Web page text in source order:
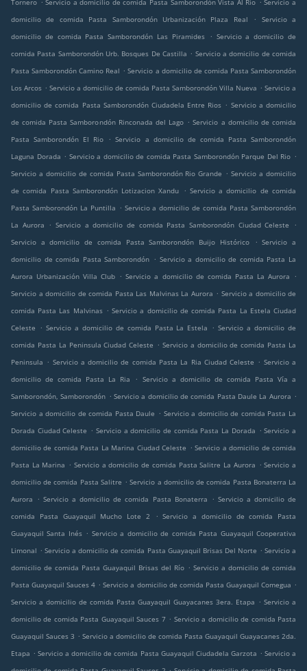
Tornero Servicio a domicilio de comida Pasta Samborondón Vista Al Rio
Servicio a
domicilio de comida Pasta Samborondón Urbanización Plaza Real
.
Servicio a
domicilio de comida Pasta Samborondón Las Piramides
. Servicio a domicilio de
comida Pasta Samborondón Urb. Bosques De Castilla . Servicio a domicilio de comida
Pasta Samborondón Camino Real . Servicio a domicilio de comida Pasta Samborondón
Los Arcos . Servicio a domicilio de comida Pasta Samborondón Villa Nueva . Servicio a
domicilio de comida Pasta Samborondón Ciudadela Entre Rios . Servicio a domicilio
de comida Pasta Samborondón Rinconada del Lago . Servicio a domicilio de comida
Pasta Samborondón El Rio
. Servicio a domicilio de comida Pasta Samborondón
Laguna Dorada . Servicio a domicilio de comida Pasta Samborondón Parque Del Rio .
Servicio a domicilio de comida Pasta Samborondón Rio Grande . Servicio a domicilio
de comida Pasta Samborondón Lotizacion Xandu
. Servicio a domicilio de comida
Pasta Samborondón La Puntilla . Servicio a domicilio de comida Pasta Samborondón
La Aurora
. Servicio a domicilio de comida Pasta Samborondón Ciudad Celeste
.
Servicio a domicilio de comida Pasta Samborondón Buijo Histórico
. Servicio a
domicilio de comida Pasta Samborondón . Servicio a domicilio de comida Pasta La
Aurora Urbanización Villa Club . Servicio a domicilio de comida Pasta La Aurora
.
Servicio a domicilio de comida Pasta Las Malvinas La Aurora . Servicio a domicilio de
comida Pasta Las Malvinas . Servicio a domicilio de comida Pasta La Estela Ciudad
Celeste
. Servicio a domicilio de comida Pasta La Estela . Servicio a domicilio de
comida Pasta La Peninsula Ciudad Celeste . Servicio a domicilio de comida Pasta La
Peninsula . Servicio a domicilio de comida Pasta La Ria Ciudad Celeste . Servicio a
domicilio de comida Pasta La Ria
. Servicio a domicilio de comida Pasta Vía a
Samborondón, Samborondón . Servicio a domicilio de comida Pasta Daule La Aurora .
Servicio a domicilio de comida Pasta Daule . Servicio a domicilio de comida Pasta La
Dorada Ciudad Celeste . Servicio a domicilio de comida Pasta La Dorada . Servicio a
domicilio de comida Pasta La Marina Ciudad Celeste . Servicio a domicilio de comida
Pasta La Marina . Servicio a domicilio de comida Pasta Salitre La Aurora . Servicio a
domicilio de comida Pasta Salitre . Servicio a domicilio de comida Pasta Bonaterra La
Aurora
. Servicio a domicilio de comida Pasta Bonaterra . Servicio a domicilio de
comida Pasta Guayaquil Mucho Lote 2
. Servicio a domicilio de comida Pasta
Guayaquil Santa Inés . Servicio a domicilio de comida Pasta Guayaquil Cooperativa
Limonal . Servicio a domicilio de comida Pasta Guayaquil Brisas Del Norte . Servicio a
domicilio de comida Pasta Guayaquil Brisas del Río . Servicio a domicilio de comida
Pasta Guayaquil Sauces 4 . Servicio a domicilio de comida Pasta Guayaquil Comegua .
Servicio a domicilio de comida Pasta Guayaquil Guayacanes 3era. Etapa . Servicio a
domicilio de comida Pasta Guayaquil Sauces 7 . Servicio a domicilio de comida Pasta
Guayaquil Sauces 3 . Servicio a domicilio de comida Pasta Guayaquil Guayacanes 2da.
Etapa . Servicio a domicilio de comida Pasta Guayaquil Ciudadela Garzota . Servicio a
.